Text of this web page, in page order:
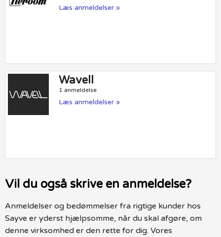
Læs anmeldelser »
Wavell
1 anmeldelse
Læs anmeldelser »
Vil du også skrive en anmeldelse?
Anmeldelser og bedømmelser fra rigtige kunder hos
Sayve er yderst hjælpsomme, når du skal afgøre, om
denne virksomhed er den rette for dig. Vores